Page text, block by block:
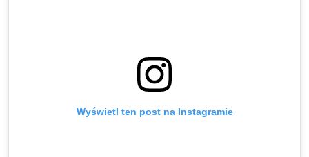
Wyświetl ten post na Instagramie